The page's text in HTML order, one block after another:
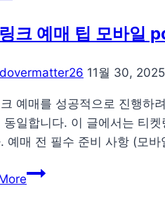
크 예매 팁 모바일
11월 30, 2025
예매를 성공적으로 진행하
동일합니다. 이 글에서는 티
예매 전 필수 준비 사항 (모
티